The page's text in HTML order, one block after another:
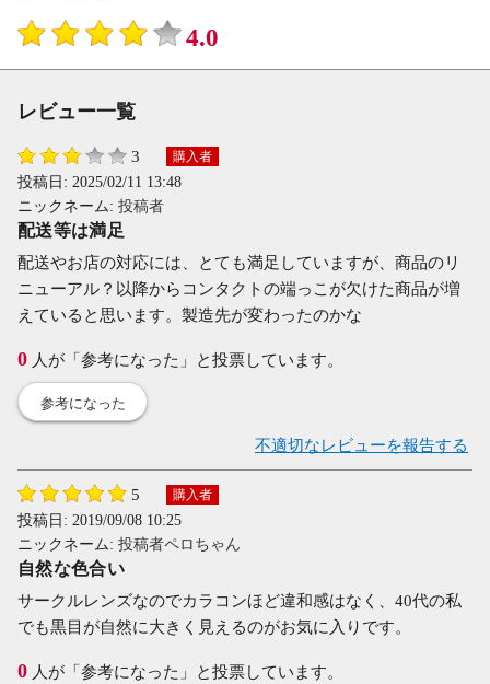
4.0
レビュー一覧
3 購入者
投稿日: 2025/02/11 13:48
ニックネーム: 投稿者
配送等は満足
配送やお店の対応には、とても満足していますが、商品のリ
ニューアル？以降からコンタクトの端っこが欠けた商品が増
えていると思います。製造先が変わったのかな
0 人が「参考になった」と投票しています。
参考になった
不適切なレビューを報告する
5 購入者
投稿日: 2019/09/08 10:25
ニックネーム: 投稿者ペロちゃん
自然な色合い
サークルレンズなのでカラコンほど違和感はなく、40代の私
でも黒目が自然に大きく見えるのがお気に入りです。
0 人が「参考になった」と投票しています。